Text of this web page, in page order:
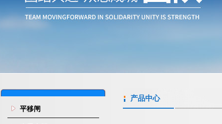
平移闸
产品中心